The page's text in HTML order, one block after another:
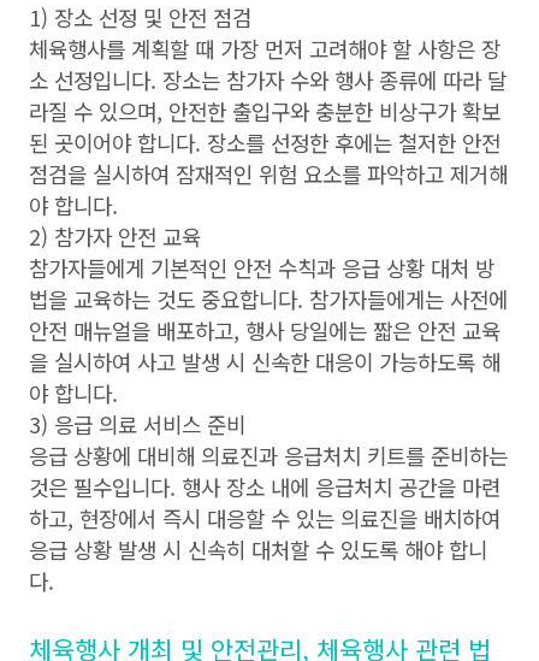
1) 장소 선정 및 안전 점검
체육행사를 계획할 때 가장 먼저 고려해야 할 사항은 장
소 선정입니다. 장소는 참가자 수와 행사 종류에 따라 달
라질 수 있으며, 안전한 출입구와 충분한 비상구가 확보
된 곳이어야 합니다. 장소를 선정한 후에는 철저한 안전
점검을 실시하여 잠재적인 위험 요소를 파악하고 제거해
야 합니다.
2) 참가자 안전 교육
참가자들에게 기본적인 안전 수칙과 응급 상황 대처 방
법을 교육하는 것도 중요합니다. 참가자들에게는 사전에
안전 매뉴얼을 배포하고, 행사 당일에는 짧은 안전 교육
을 실시하여 사고 발생 시 신속한 대응이 가능하도록 해
야 합니다.
3) 응급 의료 서비스 준비
응급 상황에 대비해 의료진과 응급처치 키트를 준비하는
것은 필수입니다. 행사 장소 내에 응급처치 공간을 마련
하고, 현장에서 즉시 대응할 수 있는 의료진을 배치하여
응급 상황 발생 시 신속히 대처할 수 있도록 해야 합니
다.
체육행사 개최 및 안전관리, 체육행사 관련 법